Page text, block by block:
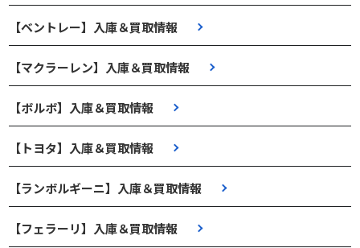
【ベントレー】入庫＆買取情報
【マクラーレン】入庫＆買取情報
【ボルボ】入庫＆買取情報
【トヨタ】入庫＆買取情報
【ランボルギーニ】入庫＆買取情報
【フェラーリ】入庫＆買取情報